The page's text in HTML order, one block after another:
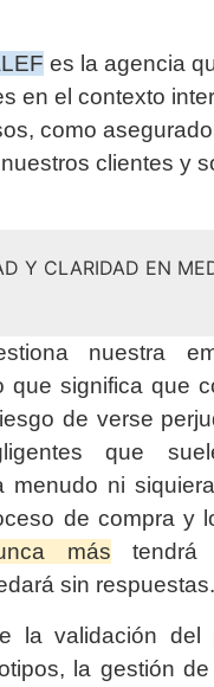
es la agencia
en el contexto
como
clientes y
Y CLARIDAD EN
nuestra
significa que
de verse
que
menudo ni
de compra y
más tendrá
sin respuestas.
la validación del
la gestión